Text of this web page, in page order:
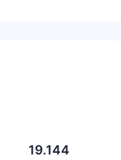
19.144